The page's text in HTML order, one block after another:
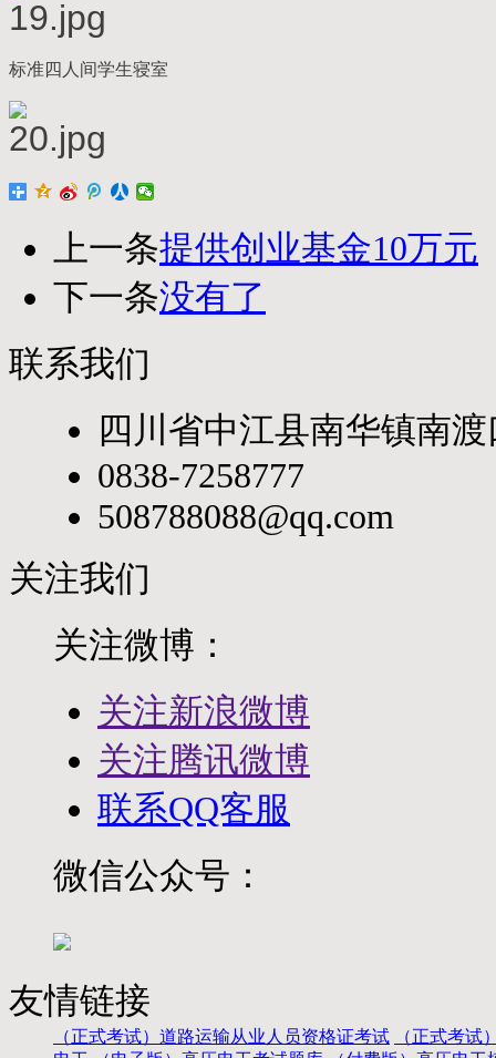
标准四人间学生寝室
上一条提供创业基金10万元
下一条没有了
联系我们
四川省中江县南华镇南
0838-7258777
508788088@qq.com
关注我们
关注微博：
关注新浪微博
关注腾讯微博
联系QQ客服
微信公众号：
友情链接
（正式考试）道路运输从业人员资格证考试
（正式考试